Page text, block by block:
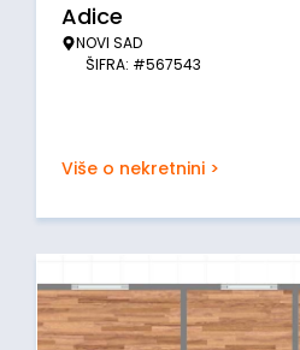
Adice
NOVI SAD
ŠIFRA: #567543
Više o nekretnini >